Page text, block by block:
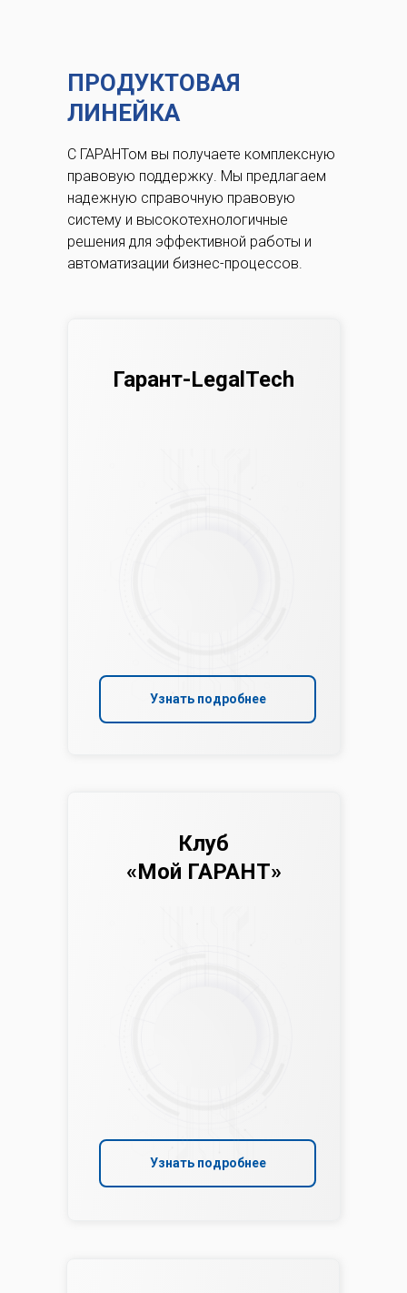
ПРОДУКТОВАЯ
ЛИНЕЙКА
С ГАРАНТом вы получаете комплексную
правовую поддержку. Мы предлагаем
надежную справочную правовую
систему и высокотехнологичные
решения для эффективной работы и
автоматизации бизнес-процессов.
Узнать подробнее
Клуб
«Мой ГАРАНТ»
Узнать подробнее
Гарант-LegalTech